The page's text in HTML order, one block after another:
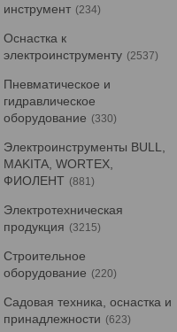
инструмент
234
Оснастка к
электроинструменту
2537
Пневматическое и
гидравлическое
оборудование
330
Электроинструменты BULL,
MAKITA, WORTEX,
ФИОЛЕНТ
881
Электротехническая
продукция
3215
Строительное
оборудование
220
Садовая техника, оснастка и
принадлежности
623